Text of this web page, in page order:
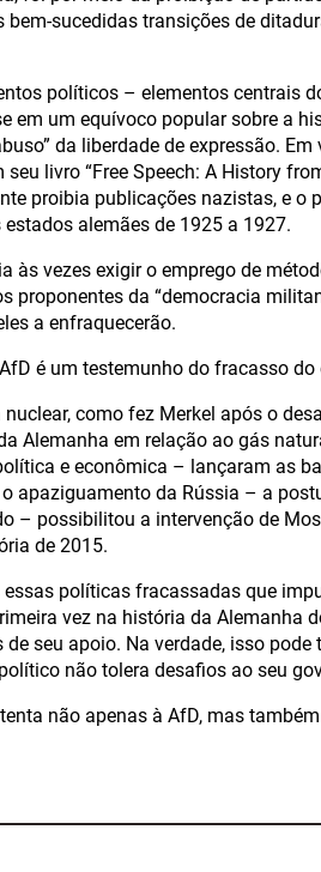
bem-sucedidas transições de
políticos – elementos centrais
em um equívoco popular sobre a
da liberdade de expressão.
livro “Free Speech: A History
proibia publicações nazistas, e o
alemães de 1925 a 1927.
às vezes exigir o emprego de
proponentes da “democracia
a enfraquecerão.
é um testemunho do fracasso
como fez Merkel após o
Alemanha em relação ao gás
e econômica – lançaram as
apaziguamento da Rússia – a
– possibilitou a intervenção de
de 2015.
políticas fracassadas que
vez na história da Alemanha
seu apoio. Na verdade, isso
não tolera desafios ao seu
não apenas à AfD, mas